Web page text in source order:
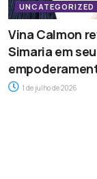
UNCATEGORIZED
Vina Calmon
Simaria em
1 de julho de 2026